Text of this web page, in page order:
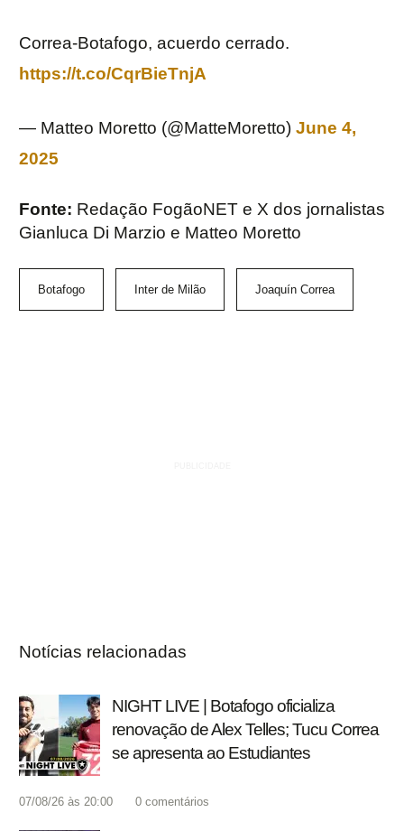
Correa-Botafogo, acuerdo cerrado.
https://t.co/CqrBieTnjA
— Matteo Moretto (@MatteMoretto) June 4,
2025
Fonte: Redação FogãoNET e X dos jornalistas
Gianluca Di Marzio e Matteo Moretto
Botafogo Inter de Milão Joaquín Correa
Notícias relacionadas
NIGHT LIVE | Botafogo oficializa
renovação de Alex Telles; Tucu Correa
se apresenta ao Estudiantes
07/08/26 às 20:00 0 comentários